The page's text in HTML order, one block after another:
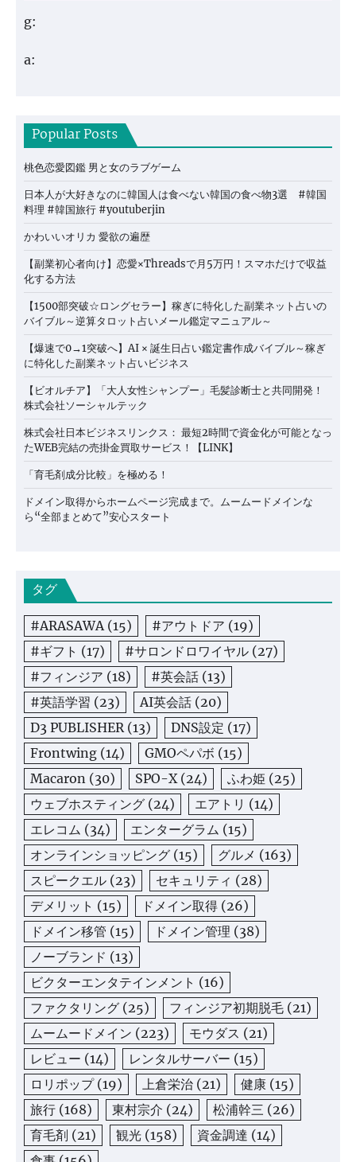
g:
a:
Popular Posts
桃色恋愛図鑑 男と女のラブゲーム
日本人が大好きなのに韓国人は食べない韓国の食べ物3選 #韓国
料理 #韓国旅行 #youtuberjin
かわいいオリカ 愛欲の遍歴
【副業初心者向け】恋愛×Threadsで月5万円！スマホだけで収益
化する方法
【1500部突破☆ロングセラー】稼ぎに特化した副業ネット占いの
バイブル～逆算タロット占いメール鑑定マニュアル～
【爆速で0→1突破へ】AI × 誕生日占い鑑定書作成バイブル～稼ぎ
に特化した副業ネット占いビジネス
【ビオルチア】「大人女性シャンプー」毛髪診断士と共同開発！
株式会社ソーシャルテック
株式会社日本ビジネスリンクス： 最短2時間で資金化が可能となっ
たWEB完結の売掛金買取サービス！【LINK】
「育毛剤成分比較」を極める！
ドメイン取得からホームページ完成まで。ムームードメインな
ら“全部まとめて”安心スタート
タグ
#ARASAWA (15) #アウトドア (19)
#ギフト (17) #サロンドロワイヤル (27)
#フィンジア (18) #英会話 (13)
#英語学習 (23) AI英会話 (20)
D3 PUBLISHER (13) DNS設定 (17)
Frontwing (14) GMOペパボ (15)
Macaron (30) SPO-X (24) ふわ姫 (25)
ウェブホスティング (24) エアトリ (14)
エレコム (34) エンターグラム (15)
オンラインショッピング (15) グルメ (163)
スピークエル (23) セキュリティ (28)
デメリット (15) ドメイン取得 (26)
ドメイン移管 (15) ドメイン管理 (38)
ノーブランド (13)
ビクターエンタテインメント (16)
ファクタリング (25) フィンジア初期脱毛 (21)
ムームードメイン (223) モウダス (21)
レビュー (14) レンタルサーバー (15)
ロリポップ(19) 上倉栄治 (21) 健康 (15)
旅行 (168) 東村宗介 (24) 松浦幹三 (26)
育毛剤 (21) 観光 (158) 資金調達 (14)